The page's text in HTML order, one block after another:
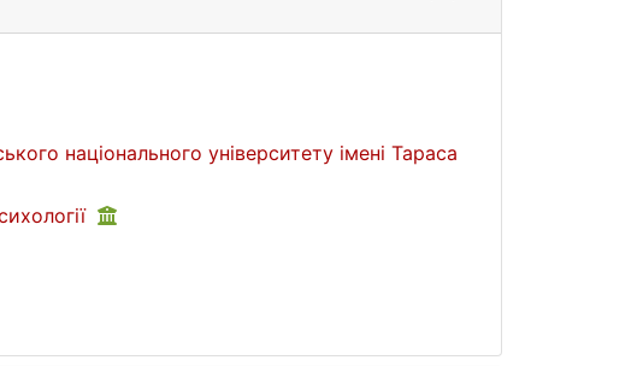
національного університету імені Тараса